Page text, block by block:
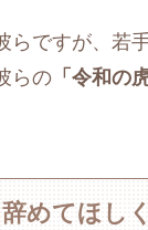
ですが、若
らの 「令和の
めてほし